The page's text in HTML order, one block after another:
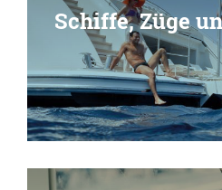
Schiffe, Züge